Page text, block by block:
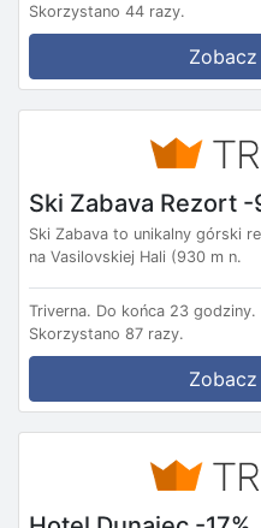
Skorzystano 44 razy.
Ski Zabava Rezort -
Ski Zabava to unikalny górski
na Vasilovskiej Hali (930 m n.
Triverna. Do końca 23 godziny.
Skorzystano 87 razy.